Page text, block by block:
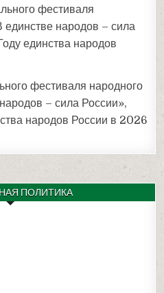
фестиваля
единстве народов – сила
единства народов
фестиваля народного
– сила России»,
народов России в 2026
ПОЛИТИКА